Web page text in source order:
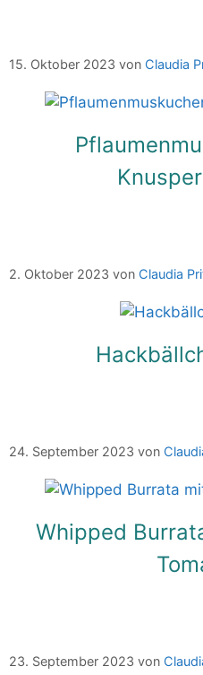
15. Oktober 2023 von Claudia
2. Oktober 2023 von Claudia
24. September 2023 von
Whipped
23. September 2023 von